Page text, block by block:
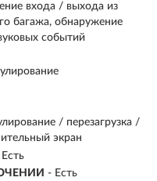
входа / выхода из
багажа, обнаружение
событий
/ перезагрузка /
экран
- Есть